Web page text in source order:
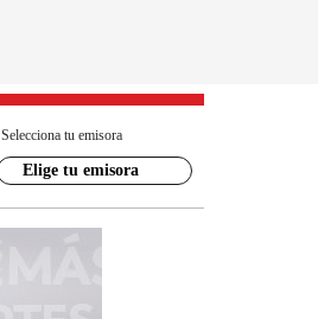
Selecciona tu emisora
Elige tu emisora